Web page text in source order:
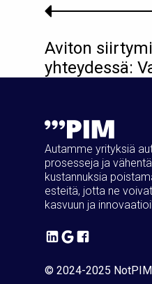
Aviton
yhteydessä:
Autamme yrityksiä
prosesseja ja
kustannuksia
esteitä, jotta ne
kasvuun ja
© 2024-2025